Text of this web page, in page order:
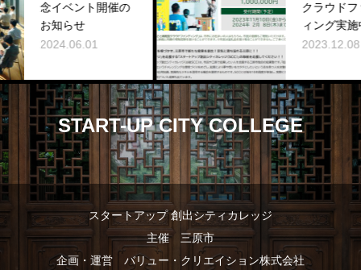
念イベント開催の
お知らせ
2024.06.01
クラウドファ
ィング実施中 !!
2023.12.08
START-UP CITY COLLEGE
スタートアップ 創出シティカレッジ
主催 三原市
企画・運営 バリュー・クリエイション株式会社